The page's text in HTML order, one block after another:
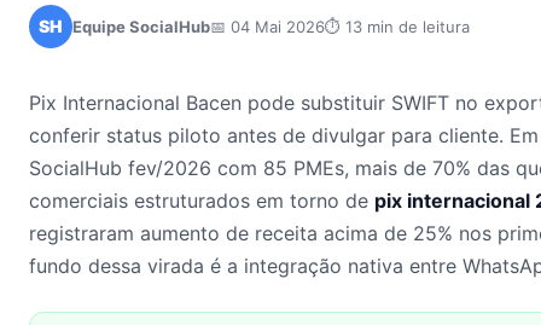
SH Equipe SocialHub📅 04 Mai 2026⏱ 13 min de leitura
Pix Internacional Bacen pode substituir SWIFT no
conferir status piloto antes de divulgar para cliente.
SocialHub fev/2026 com 85 PMEs, mais de 70% das
comerciais estruturados em torno de pix internacional
registraram aumento de receita acima de 25% nos
fundo dessa virada é a integração nativa entre